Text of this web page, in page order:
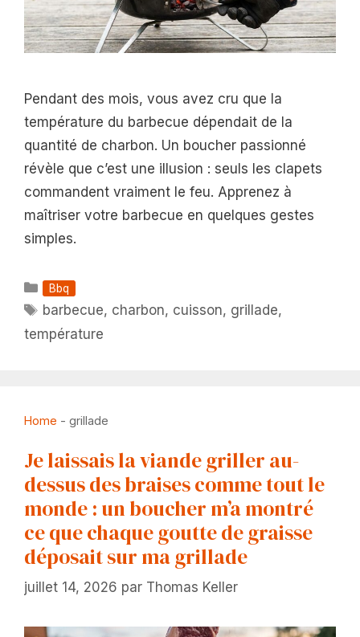
Pendant des mois, vous avez cru que la
température du barbecue dépendait de la
quantité de charbon. Un boucher passionné
révèle que c’est une illusion : seuls les clapets
commandent vraiment le feu. Apprenez à
maîtriser votre barbecue en quelques gestes
simples.
Catégories
Bbq
Étiquettes
barbecue, charbon, cuisson, grillade,
température
Home - grillade
Je laissais la viande griller au-
dessus des braises comme tout le
monde : un boucher m’a montré
ce que chaque goutte de graisse
déposait sur ma grillade
juillet 14, 2026 par Thomas Keller